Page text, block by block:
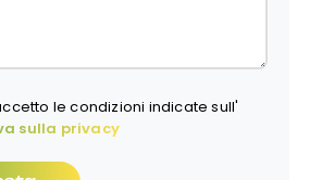
le condizioni indicate sull'
sulla privacy